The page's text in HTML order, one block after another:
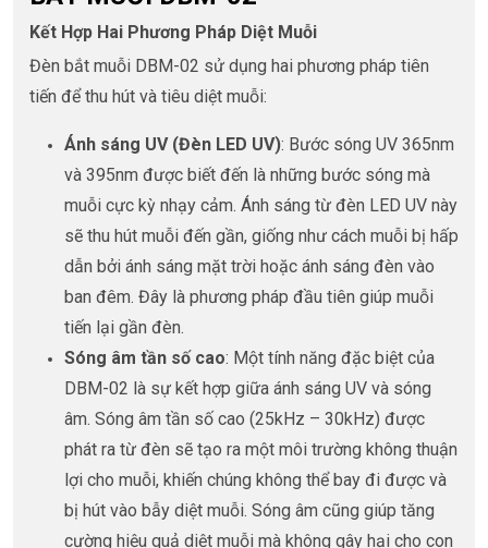
Kết Hợp Hai Phương Pháp Diệt Muỗi
Đèn bắt muỗi DBM-02 sử dụng hai phương pháp tiên
tiến để thu hút và tiêu diệt muỗi:
Ánh sáng UV (Đèn LED UV): Bước sóng UV 365nm
và 395nm được biết đến là những bước sóng mà
muỗi cực kỳ nhạy cảm. Ánh sáng từ đèn LED UV này
sẽ thu hút muỗi đến gần, giống như cách muỗi bị hấp
dẫn bởi ánh sáng mặt trời hoặc ánh sáng đèn vào
ban đêm. Đây là phương pháp đầu tiên giúp muỗi
tiến lại gần đèn.
Sóng âm tần số cao: Một tính năng đặc biệt của
DBM-02 là sự kết hợp giữa ánh sáng UV và sóng
âm. Sóng âm tần số cao (25kHz – 30kHz) được
phát ra từ đèn sẽ tạo ra một môi trường không thuận
lợi cho muỗi, khiến chúng không thể bay đi được và
bị hút vào bẫy diệt muỗi. Sóng âm cũng giúp tăng
cường hiệu quả diệt muỗi mà không gây hại cho con